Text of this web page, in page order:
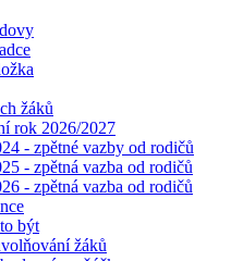
žáků
rok 2026/2027
- zpětné vazby od rodičů
- zpětná vazba od rodičů
- zpětná vazba od rodičů
být
žáků